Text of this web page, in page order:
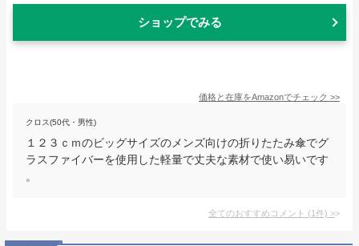
ショップでみる
価格と在庫をAmazonでチェック >>
クロス(50代・男性)
１２３ｃｍのビッグサイズのメンズ向けの折りたたみ傘でグ
ラスファイバーを使用した軽量で丈夫な素材で使い易いです
。
全てのおすすめコメント (1件) >